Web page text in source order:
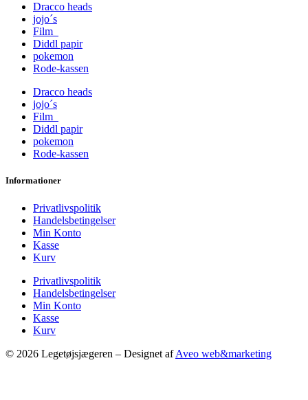
Dracco heads
jojo´s
Film
Diddl papir
pokemon
Rode-kassen
Dracco heads
jojo´s
Film
Diddl papir
pokemon
Rode-kassen
Informationer
Privatlivspolitik
Handelsbetingelser
Min Konto
Kasse
Kurv
Privatlivspolitik
Handelsbetingelser
Min Konto
Kasse
Kurv
© 2026 Legetøjsjægeren – Designet afAveo web&marketing